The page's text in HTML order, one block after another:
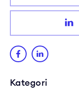
Kategori